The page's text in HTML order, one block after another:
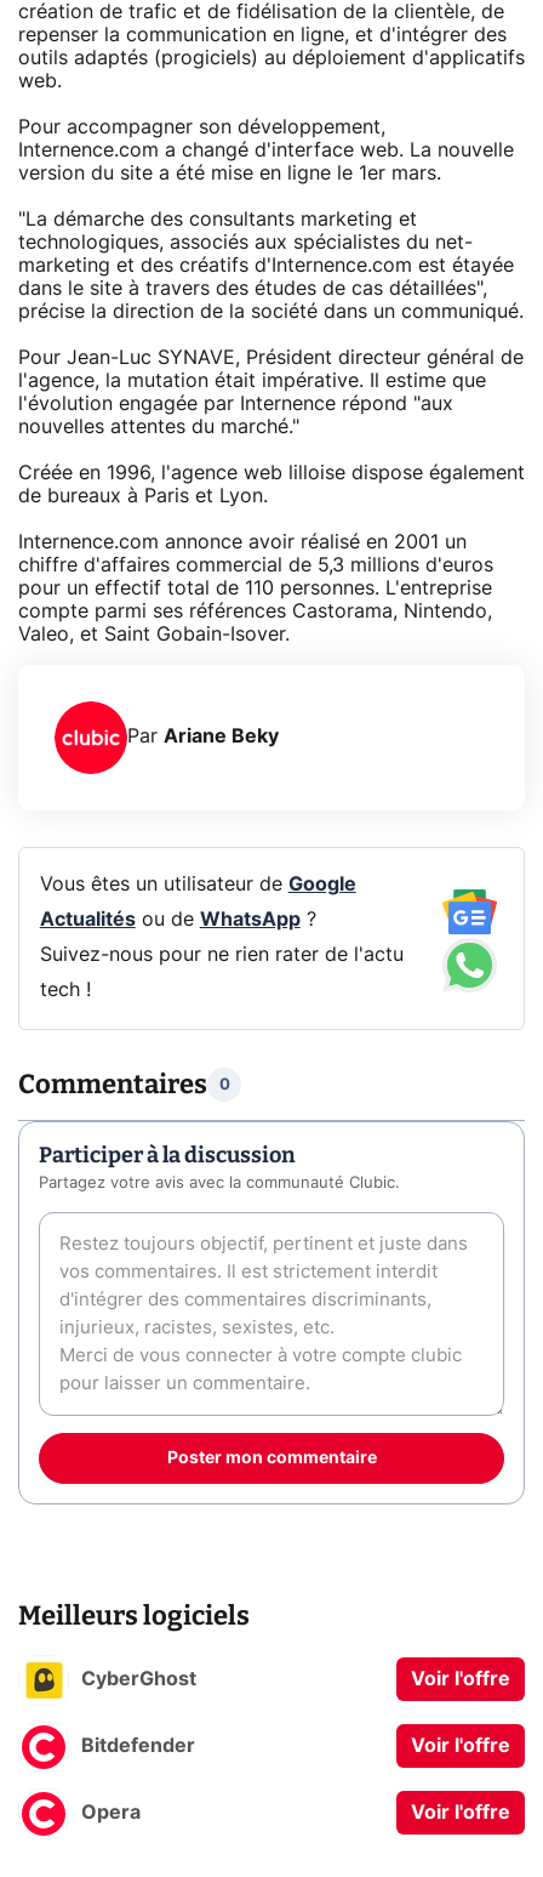
création de trafic et de fidélisation de la clientèle, de
repenser la communication en ligne, et d'intégrer des
outils adaptés (progiciels) au déploiement d'applicatifs
web.
Pour accompagner son développement,
Internence.com a changé d'interface web. La nouvelle
version du site a été mise en ligne le 1er mars.
"La démarche des consultants marketing et
technologiques, associés aux spécialistes du net-
marketing et des créatifs d'Internence.com est étayée
dans le site à travers des études de cas détaillées",
précise la direction de la société dans un communiqué.
Pour Jean-Luc SYNAVE, Président directeur général de
l'agence, la mutation était impérative. Il estime que
l'évolution engagée par Internence répond "aux
nouvelles attentes du marché."
Créée en 1996, l'agence web lilloise dispose également
de bureaux à Paris et Lyon.
Internence.com annonce avoir réalisé en 2001 un
chiffre d'affaires commercial de 5,3 millions d'euros
pour un effectif total de 110 personnes. L'entreprise
compte parmi ses références Castorama, Nintendo,
Valeo, et Saint Gobain-Isover.
Par Ariane Beky
Vous êtes un utilisateur de Google
Actualitésou de WhatsApp?
Suivez-nous pour ne rien rater de l'actu
tech !
Commentaires 0
Participer à la discussion
Partagez votre avis avec la communauté Clubic.
Poster mon commentaire
Meilleurs logiciels
CyberGhost Voir l'offre
Bitdefender Voir l'offre
Opera Voir l'offre